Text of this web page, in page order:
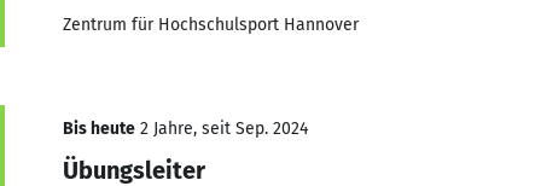
Zentrum für Hochschulsport Hannover
Bis heute 2 Jahre, seit Sep. 2024
Übungsleiter